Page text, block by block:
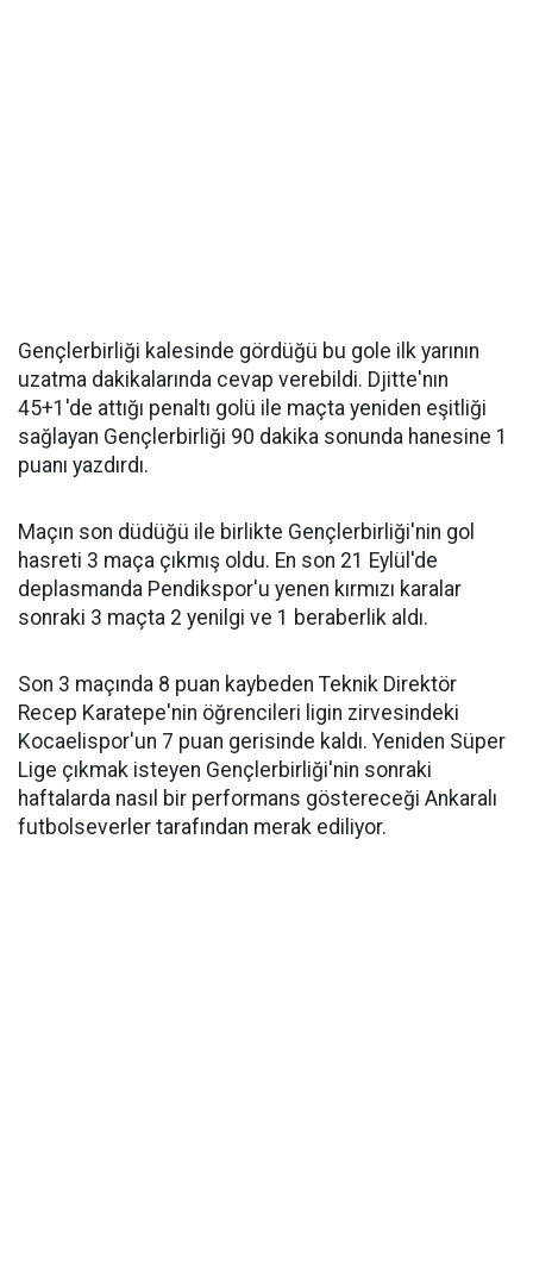
Gençlerbirliği kalesinde gördüğü bu gole ilk yarının
uzatma dakikalarında cevap verebildi. Djitte'nın
45+1'de attığı penaltı golü ile maçta yeniden eşitliği
sağlayan Gençlerbirliği 90 dakika sonunda hanesine 1
puanı yazdırdı.
Maçın son düdüğü ile birlikte Gençlerbirliği'nin gol
hasreti 3 maça çıkmış oldu. En son 21 Eylül'de
deplasmanda Pendikspor'u yenen kırmızı karalar
sonraki 3 maçta 2 yenilgi ve 1 beraberlik aldı.
Son 3 maçında 8 puan kaybeden Teknik Direktör
Recep Karatepe'nin öğrencileri ligin zirvesindeki
Kocaelispor'un 7 puan gerisinde kaldı. Yeniden Süper
Lige çıkmak isteyen Gençlerbirliği'nin sonraki
haftalarda nasıl bir performans göstereceği Ankaralı
futbolseverler tarafından merak ediliyor.